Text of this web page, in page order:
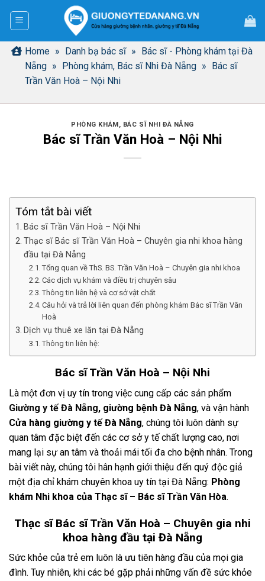
dung Home » Danh bạ bác sĩ » Bác sĩ - Phòng khám tại Đà
Nẵng » Phòng khám, Bác sĩ Nhi Đà Nẵng » Bác sĩ
Trần Văn Hoà – Nội Nhi
PHÒNG KHÁM, BÁC SĨ NHI ĐÀ NẴNG
Bác sĩ Trần Văn Hoà – Nội Nhi
Tóm tắt bài viết
Bác sĩ Trần Văn Hoà – Nội Nhi
Thạc sĩ Bác sĩ Trần Văn Hoà – Chuyên gia nhi khoa hàng
đầu tại Đà Nẵng
Tổng quan về ThS. BS. Trần Văn Hoà – Chuyên gia nhi khoa
Các dịch vụ khám và điều trị chuyên sâu
Thông tin liên hệ và cơ sở vật chất
Câu hỏi và trả lời liên quan đến phòng khám Bác sĩ Trần Văn
Hoà
Dịch vụ thuê xe lăn tại Đà Nẵng
Thông tin liên hệ:
Bác sĩ Trần Văn Hoà – Nội Nhi
Là một đơn vị uy tín trong việc cung cấp các sản phẩm
Giường y tế Đà Nẵng, giường bệnh Đà Nẵng, và vận hành
Cửa hàng giường y tế Đà Nẵng, chúng tôi luôn dành sự
quan tâm đặc biệt đến các cơ sở y tế chất lượng cao, nơi
mang lại sự an tâm và thoải mái tối đa cho bệnh nhân. Trong
bài viết này, chúng tôi hân hạnh giới thiệu đến quý độc giả
một địa chỉ khám chuyên khoa uy tín tại Đà Nẵng: Phòng
khám Nhi khoa của Thạc sĩ – Bác sĩ Trần Văn Hòa.
Thạc sĩ Bác sĩ Trần Văn Hoà – Chuyên gia nhi
khoa hàng đầu tại Đà Nẵng
Sức khỏe của trẻ em luôn là ưu tiên hàng đầu của mọi gia
đình. Tuy nhiên, khi các bé gặp phải những vấn đề sức khỏe